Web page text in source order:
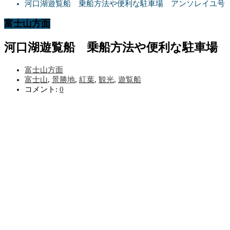
河口湖遊覧船 乗船方法や便利な駐車場 アンソレイユ号
富士山方面
河口湖遊覧船 乗船方法や便利な駐車場
富士山方面
富士山, 景勝地, 紅葉, 観光, 遊覧船
コメント: 0